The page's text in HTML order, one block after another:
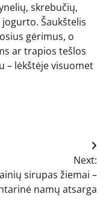
skrebučių,
Šaukštelis
gėrimus, o
ar trapios tešlos
– lėkštėje visuomet
Next:
sirupas žiemai –
namų atsarga